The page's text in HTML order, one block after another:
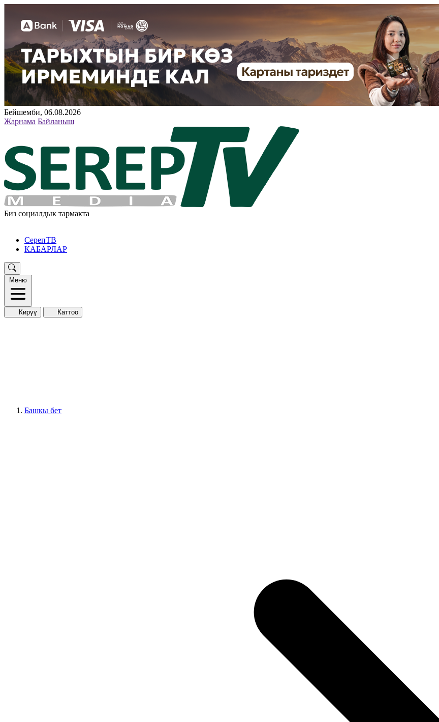
Бейшемби, 06.08.2026
Жарнама Байланыш
Биз социалдык тармакта
СерепТВ
КАБАРЛАР
Меню
Кирүү Каттоо
Башкы бет